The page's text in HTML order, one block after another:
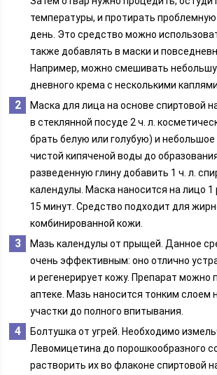
температуры, и протирать проблемную
день. Это средство можно
также добавлять в маски и
Например, можно смешивать
дневного крема с несколькими
Маска для лица на основе спиртовой
в стеклянной посуде 2 ч. л.
брать белую или голубую) и небольшое
чистой кипяченой воды до
разведенную глину добавить 1 ч. л.
календулы. Маска наносится на лицо 1
15 минут. Средство подходит для
комбинированной кожи.
Мазь календулы от прыщей. Данное
очень эффективным: оно отлично
и регенерирует кожу. Препарат можно
аптеке. Мазь наносится тонким слоем
участки до полного впитывания.
Болтушка от угрей. Необходимо
Левомицетина до порошкообразного
растворить их во флаконе спиртовой